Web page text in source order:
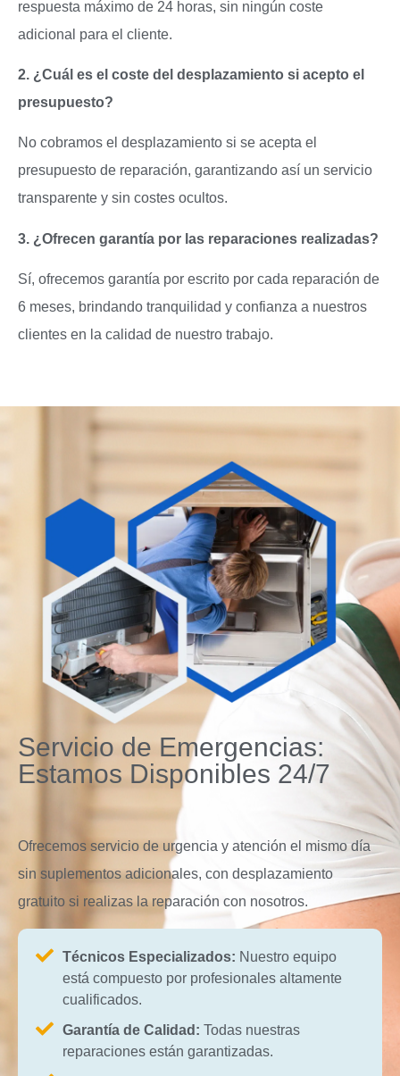
respuesta máximo de 24 horas, sin ningún coste
adicional para el cliente.
2. ¿Cuál es el coste del desplazamiento si acepto el
presupuesto?
No cobramos el desplazamiento si se acepta el
presupuesto de reparación, garantizando así un servicio
transparente y sin costes ocultos.
3. ¿Ofrecen garantía por las reparaciones realizadas?
Sí, ofrecemos garantía por escrito por cada reparación de
6 meses, brindando tranquilidad y confianza a nuestros
clientes en la calidad de nuestro trabajo.
Servicio de Emergencias:
Estamos Disponibles 24/7
Ofrecemos servicio de urgencia y atención el mismo día
sin suplementos adicionales, con desplazamiento
gratuito si realizas la reparación con nosotros.
Técnicos Especializados: Nuestro equipo
está compuesto por profesionales altamente
cualificados.
Garantía de Calidad: Todas nuestras
reparaciones están garantizadas.